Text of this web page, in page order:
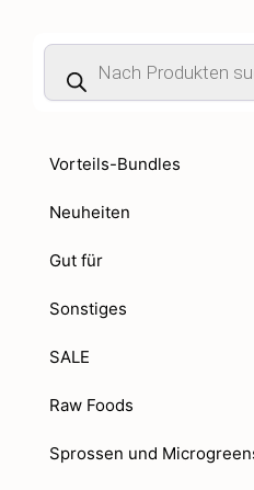
Products
search
Vorteils-Bundles
Neuheiten
Gut für
Sonstiges
SALE
Raw Foods
Sprossen und